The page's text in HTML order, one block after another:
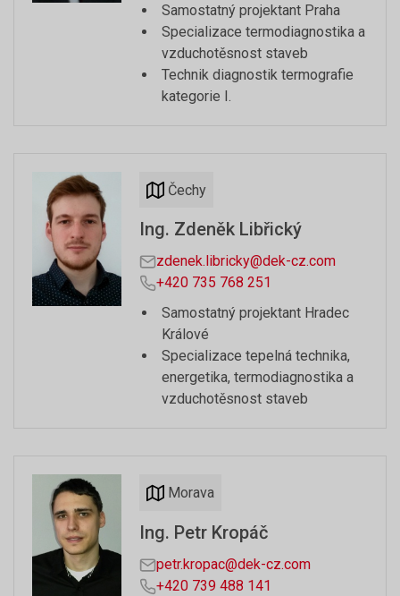
Samostatný projektant Praha
Specializace termodiagnostika a
vzduchotěsnost staveb
Technik diagnostik termografie
kategorie I.
Čechy
Ing. Zdeněk Libřický
zdenek.libricky@dek-cz.com
+420 735 768 251
Samostatný projektant Hradec
Králové
Specializace tepelná technika,
energetika, termodiagnostika a
vzduchotěsnost staveb
Morava
Ing. Petr Kropáč
petr.kropac@dek-cz.com
+420 739 488 141